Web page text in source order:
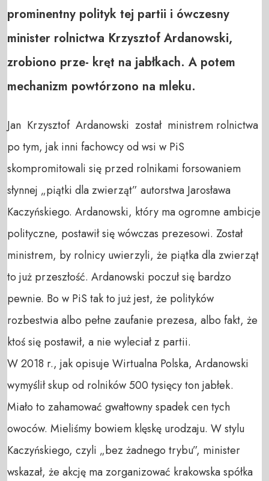
prominentny polityk tej partii i ówczesny
minister rolnictwa Krzysztof Ardanowski,
zrobiono prze- kręt na jabłkach. A potem
mechanizm powtórzono na mleku.
Jan Krzysztof Ardanowski został ministrem rolnictwa
po tym, jak inni fachowcy od wsi w PiS
skompromitowali się przed rolnikami forsowaniem
słynnej „piątki dla zwierząt” autorstwa Jarosława
Kaczyńskiego. Ardanowski, który ma ogromne ambicje
polityczne, postawił się wówczas prezesowi. Został
ministrem, by rolnicy uwierzyli, że piątka dla zwierząt
to już przeszłość. Ardanowski poczuł się bardzo
pewnie. Bo w PiS tak to już jest, że polityków
rozbestwia albo pełne zaufanie prezesa, albo fakt, że
ktoś się postawił, a nie wyleciał z partii.
W 2018 r., jak opisuje Wirtualna Polska, Ardanowski
wymyślił skup od rolników 500 tysięcy ton jabłek.
Miało to zahamować gwałtowny spadek cen tych
owoców. Mieliśmy bowiem klęskę urodzaju. W stylu
Kaczyńskiego, czyli „bez żadnego trybu”, minister
wskazał, że akcję ma zorganizować krakowska spółka